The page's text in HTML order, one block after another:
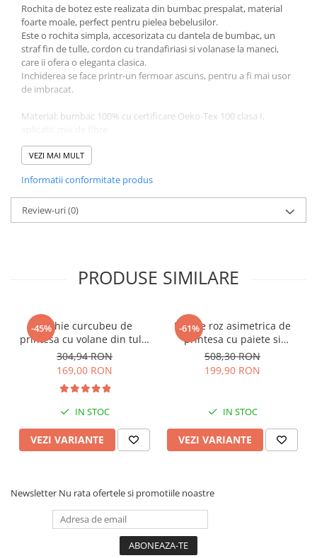
Rochita de botez este realizata din bumbac prespalat, material
foarte moale, perfect pentru pielea bebelusilor.
Este o rochita simpla, accesorizata cu dantela de bumbac, un
straf fin de tulle, cordon cu trandafiriasi si volanase la maneci,
care ii ofera o eleganta clasica.
Inchiderea se face printr-un fermoar ascuns, pentru a fi mai usor
de imbracat.
Material: bumbac 100% cu certificare Oeko-Tex 100 clasa I,
Produsele cu broderii sau aplicatii se vor spala manual.
* Se poate comanda cu mânecă lungă, mânecă scurtă sau fără
mânecă
* Rochita se poate completa cu:
chiloței +65 ron ---- scrieți vă rugăm în comentarii tot ce doriți
VEZI MAI MULT
Informatii conformitate produs
Review-uri(0)
PRODUSE SIMILARE
-45%
Rochie curcubeu de
printesa cu volane din tulle
si sectiuni transparente
304,94 RON
169,00 RON
IN STOC
VEZI VARIANTE
-61%
Rochie roz asimetrica de
printesa cu paiete si
maneca scurta
508,30 RON
199,90 RON
IN STOC
VEZI VARIANTE
Newsletter Nu rata ofertele si promotiile noastre